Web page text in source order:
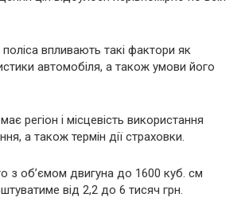
поліса впливають такі фактори як
автомобіля, а також умови його
регіон і місцевість використання
а також термін дії страховки.
з об’ємом двигуна до 1600 куб. см
від 2,2 до 6 тисяч грн.